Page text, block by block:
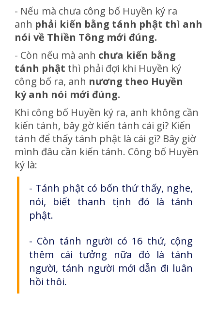
- Nếu mà chưa công bố Huyền ký ra
anh phải kiến bằng tánh phật thì anh
nói về Thiền Tông mới đúng.
- Còn nếu mà anh chưa kiến bằng
tánh phật thì phải đợi khi Huyền ký
công bố ra, anh nương theo Huyền
ký anh nói mới đúng.
Khi công bố Huyền ký ra, anh không cần
kiến tánh, bây gờ kiến tánh cái gì? Kiến
tánh để thấy tánh phật là cái gì? Bây giờ
mình đâu cần kiến tánh. Công bố Huyền
ký là:
- Tánh phật có bốn thứ thấy, nghe,
nói, biết thanh tịnh đó là tánh
phật.
- Còn tánh người có 16 thứ, cộng
thêm cái tưởng nữa đó là tánh
người, tánh người mới dẫn đi luân
hồi thôi.